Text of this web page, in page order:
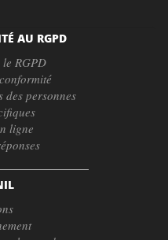
AU RGPD
RGPD
des personnes
ligne